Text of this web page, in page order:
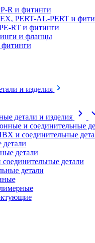
R и фитинги
PERT-AL-PERT и
RT и фитинги
и фланцы
и изделия
детали и изделия
chevron_right
и соединительные
и соединительные
детали
детали
детали